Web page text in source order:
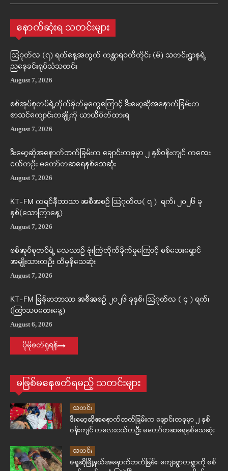
နောက်ဆုံးရ သတင်းများ
ဩဂုတ်လ (၇) ရက်နေ့အတွက် ကန္တာရဝတီတိုင်း (မ်) သတင်းဌာနရဲ့
ညနေခင်းရုပ်သံသတင်း
August 7, 2026
စစ်အုပ်စုတပ်ရဲ့တိုက်ခိုက်မှုတွေကြောင့် ဒီးမော့ဆိုအနောက်ခြမ်းက
စာသင်ကျောင်းတချို့ကို ယာယီပိတ်ထားရ
August 7, 2026
ဒီးမော့ဆိုအနောက်ဘက်ခြမ်းက ချောင်းတခုမှာ ၂ နှစ်ဝန်းကျင် ကလေး
ငယ်တဦး မတော်တဆရေနစ်သေဆုံး
August 7, 2026
KT-FM ကရင်နီဘာသာ အစီအစဉ် ဩဂုတ်လ( ၇ ) ရက်၊ ၂၀၂၆ ခု
နှစ်(သောကြာနေ့)
August 7, 2026
စစ်အုပ်စုတပ်ရဲ့ လေယာဉ် ဗုံးကြဲတိုက်ခိုက်မှုကြောင့် စစ်ဘေးရှောင်
အမျိုးသားတဦး ထိမှန်သေဆုံး
August 7, 2026
KT-FM မြန်မာဘာသာ အစီအစဉ် ၂၀၂၆ ခုနှစ်၊ ဩဂုတ်လ ( ၄ ) ရက်၊
(ကြာသပတေးနေ့)
August 6, 2026
ပိုမိုဖတ်ရှုရန်
မဖြစ်မနေဖတ်ရမည့် သတင်းများ
သတင်း
ဒီးမော့ဆိုအနောက်ဘက်ခြမ်းက ချောင်းတခုမှာ ၂ နှစ်
ဝန်းကျင် ကလေးငယ်တဦး မတော်တဆရေနစ်သေဆုံး
သတင်း
ဖရူဆိုမြို့နယ်အနောက်ဘက်ခြမ်း၊ ကျေးရွာတရွာကို စစ်